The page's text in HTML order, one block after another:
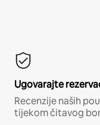
Ugovarajte
Recenzije naših
tijekom čitavog